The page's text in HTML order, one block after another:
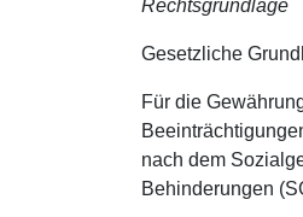
Rechtsgrundlage
Gesetzliche
Für die
nach dem
Behinderungen